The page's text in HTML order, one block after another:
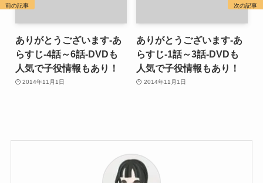
ありがとうございます-あ
らすじ-4話～6話-DVDも
人気で子役情報もあり！
2014年11月1日
ありがとうございます-あ
らすじ-1話～3話-DVDも
人気で子役情報もあり！
2014年11月1日
前の記事 次の記事